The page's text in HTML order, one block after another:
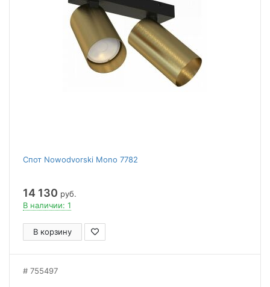
Спот Nowodvorski Mono 7782
14 130 руб.
В наличии: 1
В корзину
755497